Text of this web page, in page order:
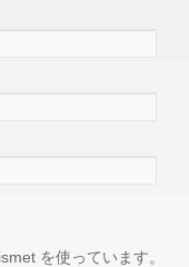
を使っています。